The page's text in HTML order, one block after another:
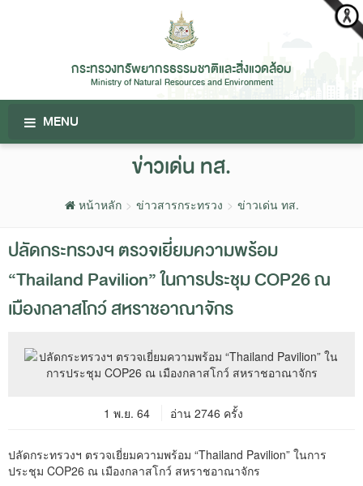
กระทรวงทรัพยากรธรรมชาติและสิ่งแวดล้อม
Ministry of Natural Resources and Environment
MENU
ข่าวเด่น ทส.
หน้าหลัก ข่าวสารกระทรวง ข่าวเด่น ทส.
ปลัดกระทรวงฯ ตรวจเยี่ยมความพร้อม
“Thailand Pavilion” ในการประชุม COP26 ณ
เมืองกลาสโกว์ สหราชอาณาจักร
1 พ.ย. 64 อ่าน 2746 ครั้ง
ปลัดกระทรวงฯ ตรวจเยี่ยมความพร้อม “Thailand Pavilion” ในการ
ประชุม COP26 ณ เมืองกลาสโกว์ สหราชอาณาจักร